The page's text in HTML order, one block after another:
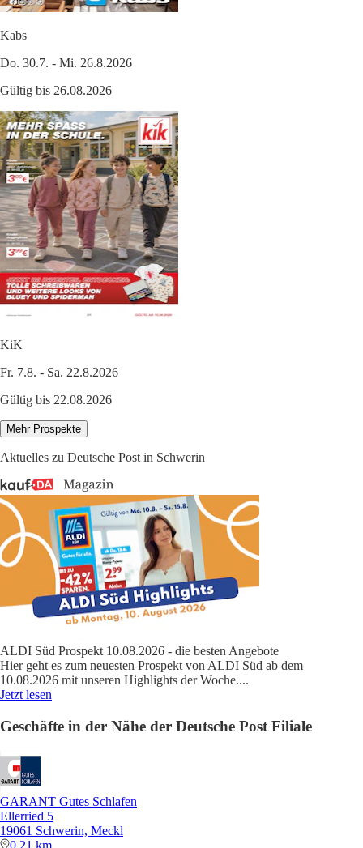
Kabs
Do. 30.7. - Mi. 26.8.2026
Gültig bis 26.08.2026
KiK
Fr. 7.8. - Sa. 22.8.2026
Gültig bis 22.08.2026
Mehr Prospekte
Aktuelles zu Deutsche Post in Schwerin
ALDI Süd Prospekt 10.08.2026 - die besten Angebote
Hier geht es zum neuesten Prospekt von ALDI Süd ab dem
10.08.2026 mit unseren Highlights der Woche....
Jetzt lesen
Geschäfte in der Nähe der Deutsche Post Filiale
GARANT Gutes Schlafen
Ellerried 5
19061 Schwerin, Meckl
0,21 km